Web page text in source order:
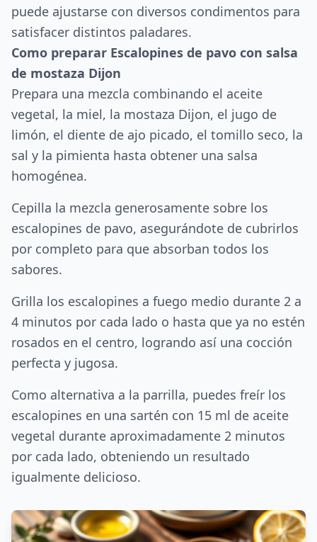
puede ajustarse con diversos condimentos para
satisfacer distintos paladares.
Como preparar Escalopines de pavo con salsa
de mostaza Dijon
Prepara una mezcla combinando el aceite
vegetal, la miel, la mostaza Dijon, el jugo de
limón, el diente de ajo picado, el tomillo seco, la
sal y la pimienta hasta obtener una salsa
homogénea.
Cepilla la mezcla generosamente sobre los
escalopines de pavo, asegurándote de cubrirlos
por completo para que absorban todos los
sabores.
Grilla los escalopines a fuego medio durante 2 a
4 minutos por cada lado o hasta que ya no estén
rosados en el centro, logrando así una cocción
perfecta y jugosa.
Como alternativa a la parrilla, puedes freír los
escalopines en una sartén con 15 ml de aceite
vegetal durante aproximadamente 2 minutos
por cada lado, obteniendo un resultado
igualmente delicioso.